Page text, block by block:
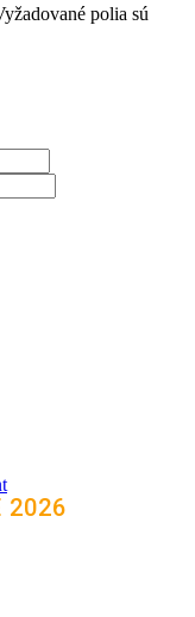
polia sú
2026